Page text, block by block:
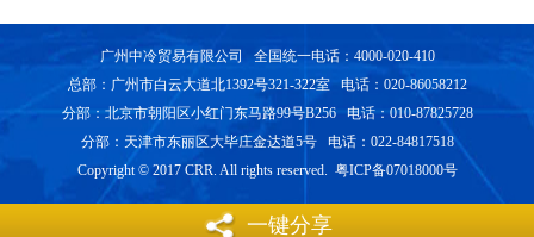
广州中冷贸易有限公司 全国统一电话：4000-020-410
总部：广州市白云大道北1392号321-322室 电话：020-86058212
分部：北京市朝阳区小红门东马路99号B256 电话：010-87825728
分部：天津市东丽区大毕庄金达道5号 电话：022-84817518
Copyright © 2017 CRR. All rights reserved. 粤ICP备07018000号
一键分享